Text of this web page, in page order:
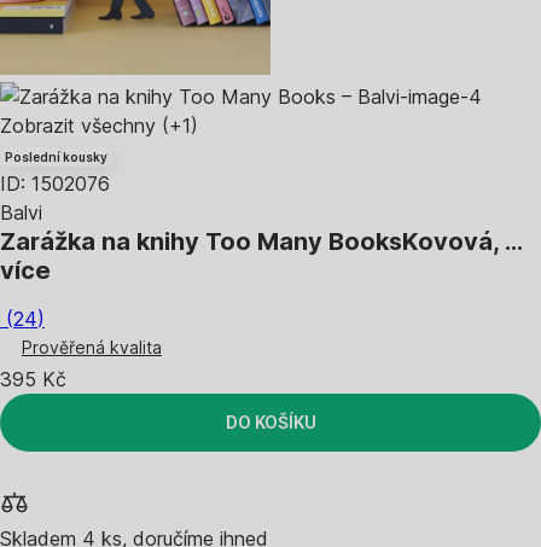
Zobrazit všechny (+1)
Poslední kousky
ID: 1502076
Balvi
Zarážka na knihy Too Many BooksKovová, …
více
(24)
Prověřená kvalita
395 Kč
DO KOŠÍKU
Skladem 4 ks, doručíme ihned